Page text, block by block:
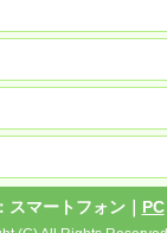
スマートフォン｜ PC